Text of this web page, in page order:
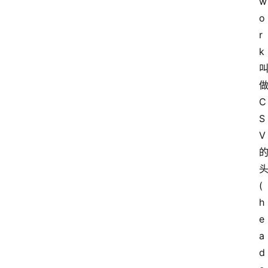
o
r
k
叫
做
C
S
V
的
头
(
h
e
a
d